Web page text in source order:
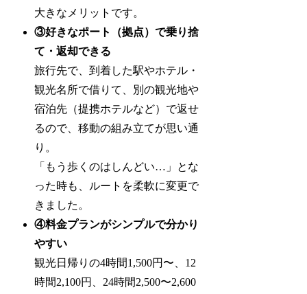
大きなメリットです。
③好きなポート（拠点）で乗り捨
て・返却できる
旅行先で、到着した駅やホテル・
観光名所で借りて、別の観光地や
宿泊先（提携ホテルなど）で返せ
るので、移動の組み立てが思い通
り。
「もう歩くのはしんどい…」とな
った時も、ルートを柔軟に変更で
きました。
④料金プランがシンプルで分かり
やすい
観光日帰りの4時間1,500円〜、12
時間2,100円、24時間2,500〜2,600